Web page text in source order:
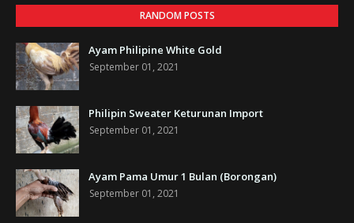
RANDOM POSTS
Ayam Philipine White Gold
September 01, 2021
Philipin Sweater Keturunan Import
September 01, 2021
Ayam Pama Umur 1 Bulan (Borongan)
September 01, 2021